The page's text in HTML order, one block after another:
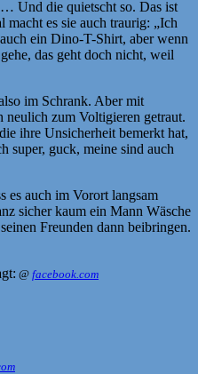
Und die quietscht so. Das ist
es sie auch traurig: „Ich
ein Dino-T-Shirt, aber wenn
das geht doch nicht, weil
im Schrank. Aber mit
neulich zum Voltigieren getraut.
ihre Unsicherheit bemerkt hat,
super, guck, meine sind auch
es auch im Vorort langsam
sicher kaum ein Mann Wäsche
Freunden dann beibringen.
@ facebook.com